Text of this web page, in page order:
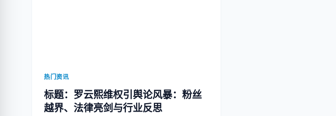
热门资讯
标题：罗云熙维权引舆论风暴：粉丝
越界、法律亮剑与行业反思